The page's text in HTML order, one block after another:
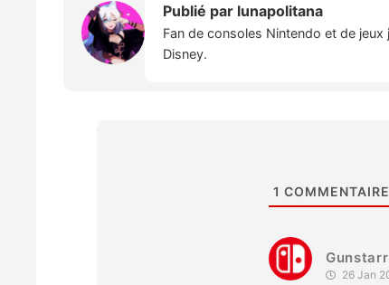
Publié par lunapolitana
Fan de consoles Nintendo et de
Disney.
1 COMMENTAIRE
26 Jan